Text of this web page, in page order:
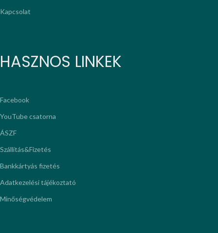
Kapcsolat
HASZNOS LINKEK
Facebook
YouTube csatorna
ÁSZF
Szállítás&Fizetés
Bankkártyás fizetés
Adatkezelési tájékoztató
Minőségvédelem